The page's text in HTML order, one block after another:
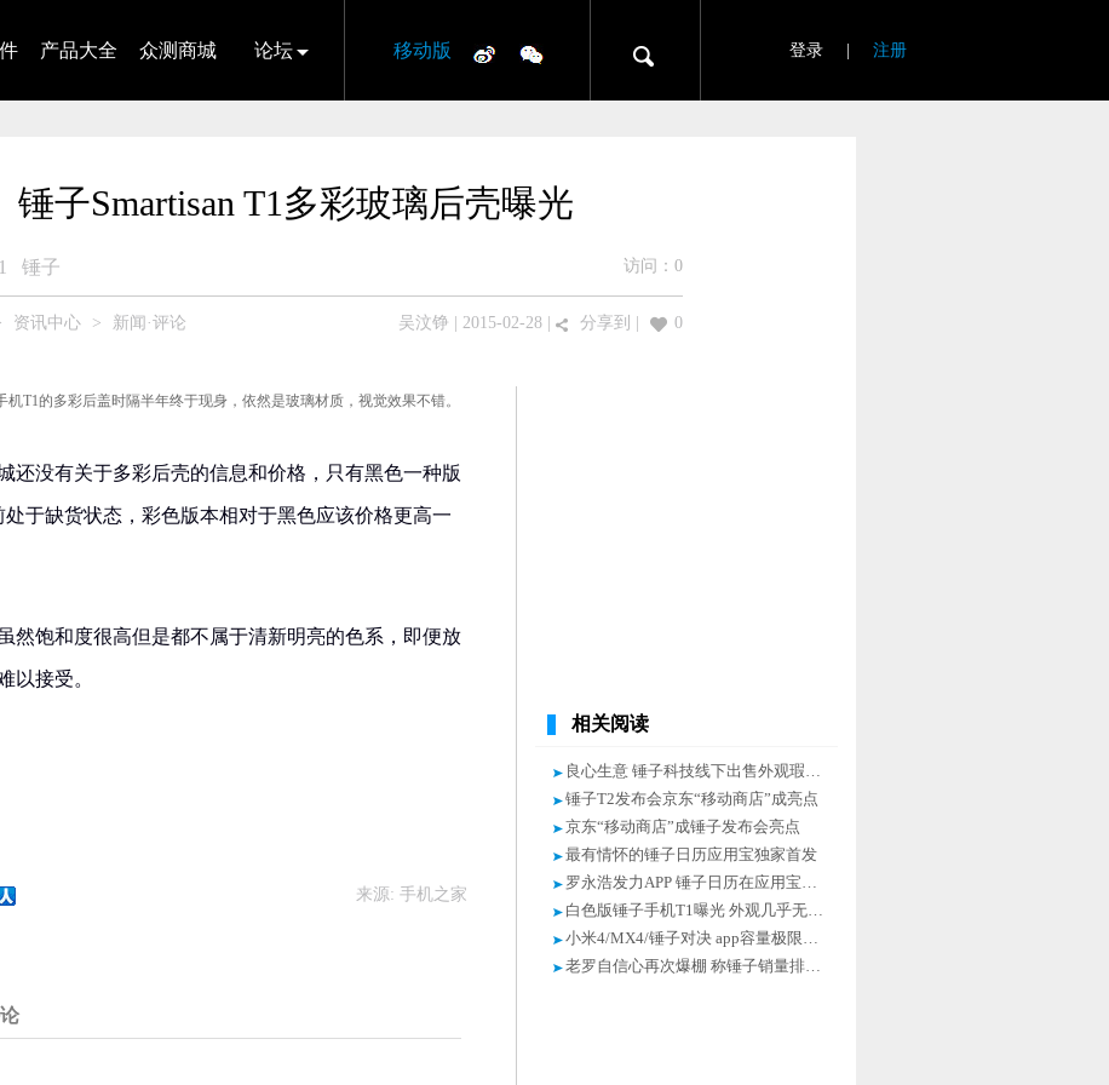
产品大全 众测商城 论坛 移动版 登录 注册
锤子Smartisan T1多彩玻璃后壳曝光
锤子 访问： 0
资讯中心 > 新闻·评论 吴汶铮 | 2015-02-28 | 分享到 0
T1的多彩后盖时隔半年终于现身，依然是玻璃材质，视觉效果不错。
还没有关于多彩后壳的信息和价格，只有黑色一种版
于缺货状态，彩色版本相对于黑色应该价格更高一
然饱和度很高但是都不属于清新明亮的色系，即便放
以接受。
来源: 手机之家
相关阅读
良心生意 锤子科技线下出售外观瑕疵机
锤子T2发布会京东“移动商店”成亮点
京东“移动商店”成锤子发布会亮点
最有情怀的锤子日历应用宝独家首发
罗永浩发力APP 锤子日历在应用宝首发
白色版锤子手机T1曝光 外观几乎无改变
小米4/MX4/锤子对决 app容量极限测试
老罗自信心再次爆棚 称锤子销量排第二